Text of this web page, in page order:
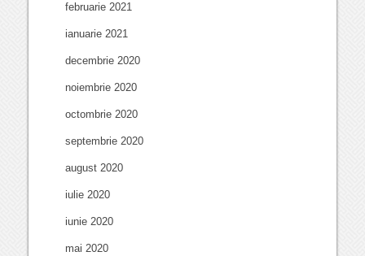
februarie 2021
ianuarie 2021
decembrie 2020
noiembrie 2020
octombrie 2020
septembrie 2020
august 2020
iulie 2020
iunie 2020
mai 2020